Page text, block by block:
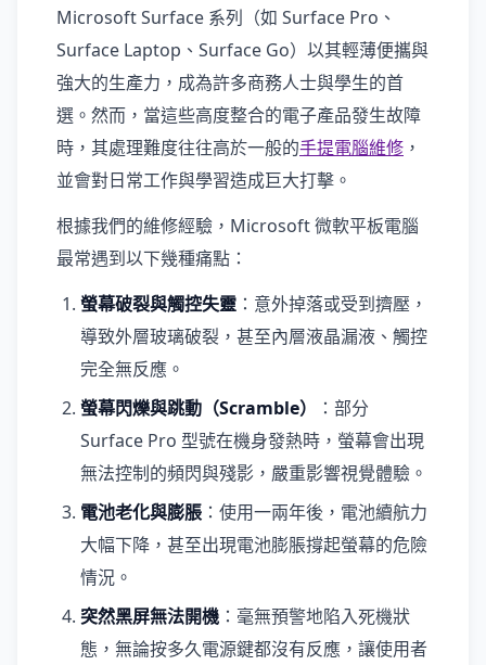
Microsoft Surface 系列（如 Surface Pro、
Surface Laptop、Surface Go）以其輕薄便攜與
強大的生產力，成為許多商務人士與學生的首
選。然而，當這些高度整合的電子產品發生故障
時，其處理難度往往高於一般的手提電腦維修 ，
並會對日常工作與學習造成巨大打擊。
根據我們的維修經驗，Microsoft 微軟平板電腦
最常遇到以下幾種痛點：
螢幕破裂與觸控失靈 ：意外掉落或受到擠壓，
導致外層玻璃破裂，甚至內層液晶漏液、觸控
完全無反應。
螢幕閃爍與跳動（Scramble）
：部分
Surface Pro 型號在機身發熱時，螢幕會出現
無法控制的頻閃與殘影，嚴重影響視覺體驗。
電池老化與膨脹 ：使用一兩年後，電池續航力
大幅下降，甚至出現電池膨脹撐起螢幕的危險
情況。
突然黑屏無法開機 ：毫無預警地陷入死機狀
態，無論按多久電源鍵都沒有反應，讓使用者